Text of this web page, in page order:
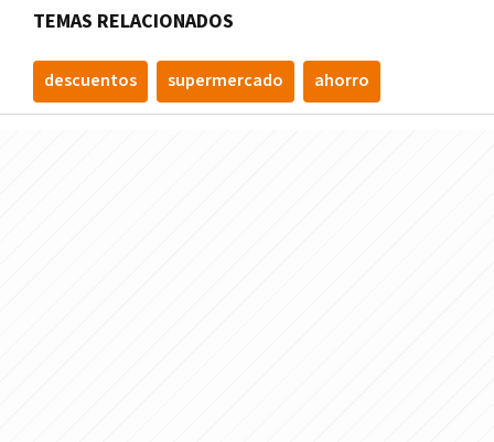
TEMAS RELACIONADOS
descuentos supermercado ahorro